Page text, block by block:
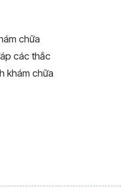
chữa
các thắc
khám chữa